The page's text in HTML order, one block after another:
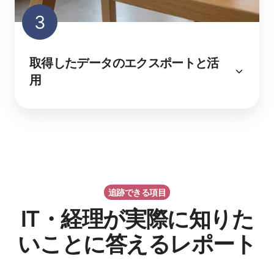
3
取得したデータのエクスポートと活
用
追跡できる項目
IT・経理が実際に知りた
いことに答えるレポート